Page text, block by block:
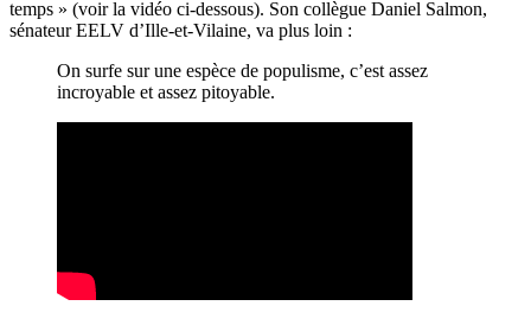
temps » (voir la vidéo ci-dessous). Son collègue Daniel Salmon,
sénateur EELV d’Ille-et-Vilaine, va plus loin :
On surfe sur une espèce de populisme, c’est assez
incroyable et assez pitoyable.